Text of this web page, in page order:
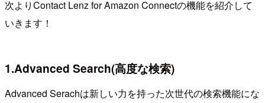
次よりContact Lenz for Amazon Connectの機能を紹介して
いきます！
1.Advanced Search(高度な検索)
Advanced Serachは新しい力を持った次世代の検索機能にな